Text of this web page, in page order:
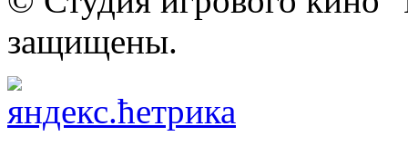
защищены.